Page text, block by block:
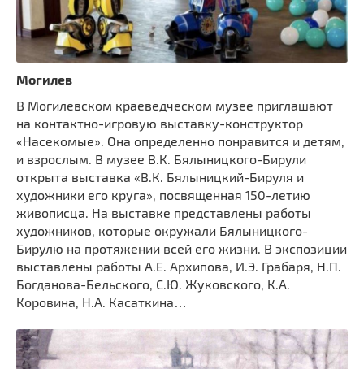
Могилев
В Могилевском краеведческом музее приглашают
на контактно-игровую выставку-конструктор
«Насекомые». Она определенно понравится и детям,
и взрослым. В музее В.К. Бялыницкого-Бирули
открыта выставка «В.К. Бялыницкий-Бируля и
художники его круга», посвященная 150-летию
живописца. На выставке представлены работы
художников, которые окружали Бялыницкого-
Бирулю на протяжении всей его жизни. В экспозиции
выставлены работы А.Е. Архипова, И.Э. Грабаря, Н.П.
Богданова-Бельского, С.Ю. Жуковского, К.А.
Коровина, Н.А. Касаткина…